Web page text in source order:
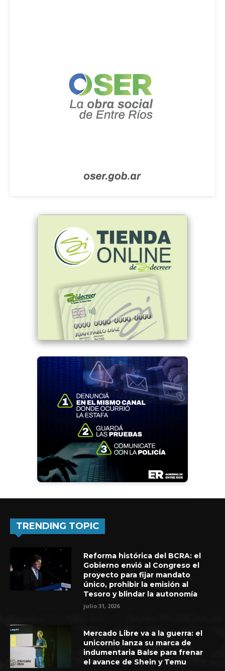
TRENDING TOPIC
Reforma histórica del BCRA: el
Gobierno envió al Congreso el
proyecto para fijar mandato
único, prohibir la emisión al
Tesoro y blindar la autonomía
julio 31, 2026
Mercado Libre va a la guerra: el
unicornio lanza su marca de
indumentaria Balse para frenar
el avance de Shein y Temu